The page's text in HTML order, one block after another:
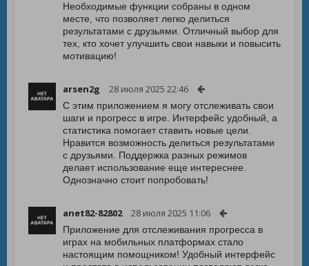
Необходимые функции собраны в одном
месте, что позволяет легко делиться
результатами с друзьями. Отличный выбор для
тех, кто хочет улучшить свои навыки и повысить
мотивацию!
arsen2g 28 июля 2025 22:46
С этим приложением я могу отслеживать свои
шаги и прогресс в игре. Интерфейс удобный, а
статистика помогает ставить новые цели.
Нравится возможность делиться результатами
с друзьями. Поддержка разных режимов
делает использование еще интереснее.
Однозначно стоит попробовать!
anet82-82802 28 июля 2025 11:06
Приложение для отслеживания прогресса в
играх на мобильных платформах стало
настоящим помощником! Удобный интерфейс